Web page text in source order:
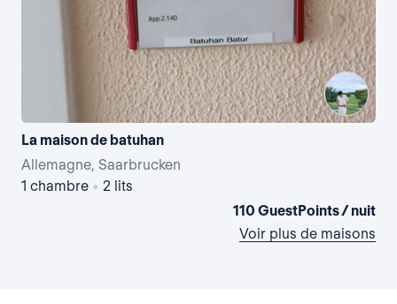
La maison de batuhan
Allemagne, Saarbrucken
1 chambre • 2 lits
110 GuestPoints / nuit
Voir plus de maisons